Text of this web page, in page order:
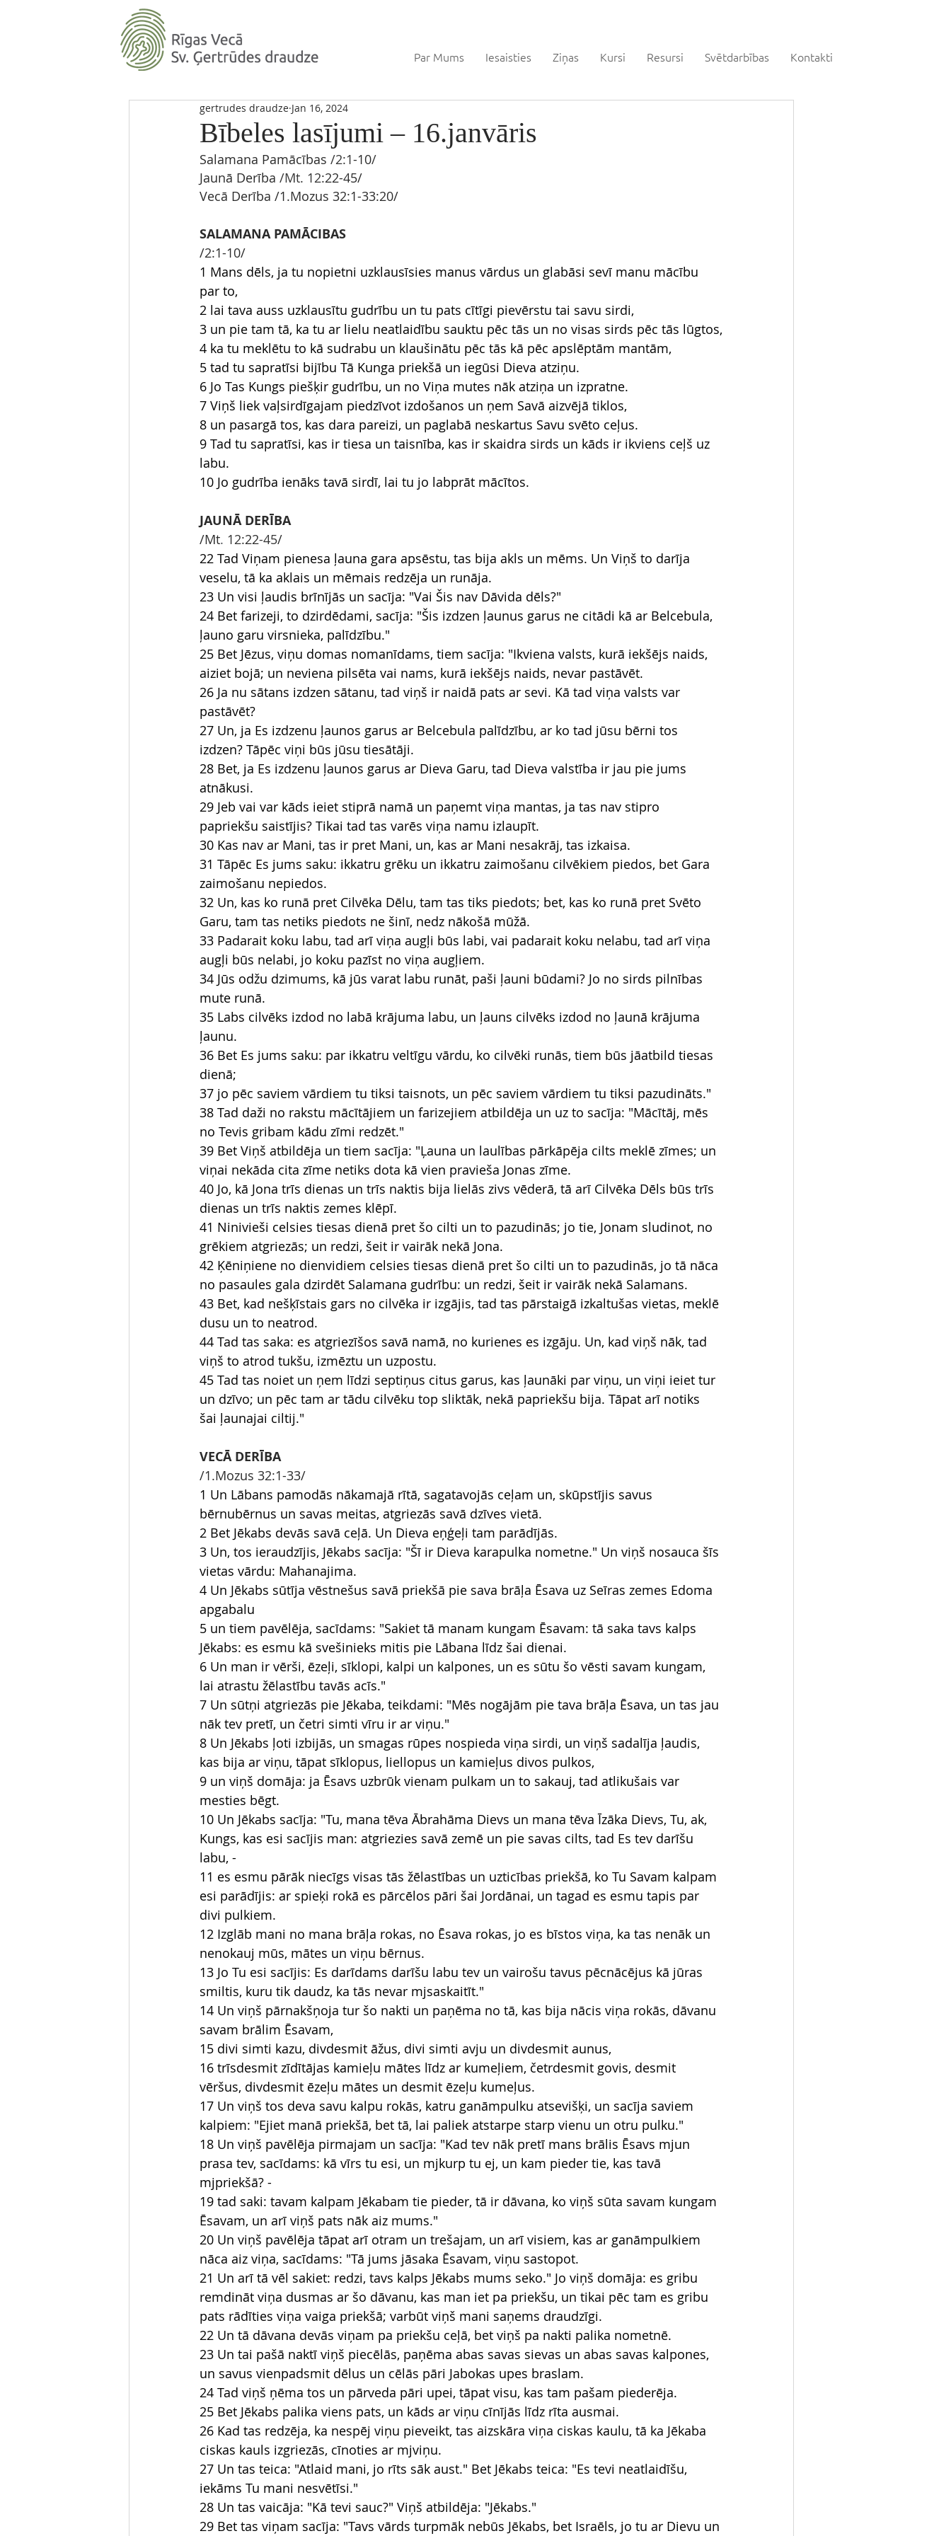
Par Mums Iesaisties Ziņas Kursi Resursi Svētdarbības Kontakti
Bībeles lasījumi – 16.janvāris
gertrudes draudze Jan 16, 2024
Salamana Pamācības /2:1-10/
Jaunā Derība /Mt. 12:22-45/
Vecā Derība /1.Mozus 32:1-33:20/
SALAMANA PAMĀCIBAS
/2:1-10/
1 Mans dēls, ja tu nopietni uzklausīsies manus vārdus un glabāsi sevī manu mācību
par to,
2 lai tava auss uzklausītu gudrību un tu pats cītīgi pievērstu tai savu sirdi,
3 un pie tam tā, ka tu ar lielu neatlaidību sauktu pēc tās un no visas sirds pēc tās lūgtos,
4 ka tu meklētu to kā sudrabu un klaušinātu pēc tās kā pēc apslēptām mantām,
5 tad tu sapratīsi bijību Tā Kunga priekšā un iegūsi Dieva atziņu.
6 Jo Tas Kungs piešķir gudrību, un no Viņa mutes nāk atziņa un izpratne.
7 Viņš liek vaļsirdīgajam piedzīvot izdošanos un ņem Savā aizvējā tiklos,
8 un pasargā tos, kas dara pareizi, un paglabā neskartus Savu svēto ceļus.
9 Tad tu sapratīsi, kas ir tiesa un taisnība, kas ir skaidra sirds un kāds ir ikviens ceļš uz
labu.
10 Jo gudrība ienāks tavā sirdī, lai tu jo labprāt mācītos.
JAUNĀ DERĪBA
/Mt. 12:22-45/
22 Tad Viņam pienesa ļauna gara apsēstu, tas bija akls un mēms. Un Viņš to darīja
veselu, tā ka aklais un mēmais redzēja un runāja.
23 Un visi ļaudis brīnījās un sacīja: "Vai Šis nav Dāvida dēls?"
24 Bet farizeji, to dzirdēdami, sacīja: "Šis izdzen ļaunus garus ne citādi kā ar Belcebula,
ļauno garu virsnieka, palīdzību."
25 Bet Jēzus, viņu domas nomanīdams, tiem sacīja: "Ikviena valsts, kurā iekšējs naids,
aiziet bojā; un neviena pilsēta vai nams, kurā iekšējs naids, nevar pastāvēt.
26 Ja nu sātans izdzen sātanu, tad viņš ir naidā pats ar sevi. Kā tad viņa valsts var
pastāvēt?
27 Un, ja Es izdzenu ļaunos garus ar Belcebula palīdzību, ar ko tad jūsu bērni tos
izdzen? Tāpēc viņi būs jūsu tiesātāji.
28 Bet, ja Es izdzenu ļaunos garus ar Dieva Garu, tad Dieva valstība ir jau pie jums
atnākusi.
29 Jeb vai var kāds ieiet stiprā namā un paņemt viņa mantas, ja tas nav stipro
papriekšu saistījis? Tikai tad tas varēs viņa namu izlaupīt.
30 Kas nav ar Mani, tas ir pret Mani, un, kas ar Mani nesakrāj, tas izkaisa.
31 Tāpēc Es jums saku: ikkatru grēku un ikkatru zaimošanu cilvēkiem piedos, bet Gara
zaimošanu nepiedos.
32 Un, kas ko runā pret Cilvēka Dēlu, tam tas tiks piedots; bet, kas ko runā pret Svēto
Garu, tam tas netiks piedots ne šinī, nedz nākošā mūžā.
33 Padarait koku labu, tad arī viņa augļi būs labi, vai padarait koku nelabu, tad arī viņa
augļi būs nelabi, jo koku pazīst no viņa augļiem.
34 Jūs odžu dzimums, kā jūs varat labu runāt, paši ļauni būdami? Jo no sirds pilnības
mute runā.
35 Labs cilvēks izdod no labā krājuma labu, un ļauns cilvēks izdod no ļaunā krājuma
ļaunu.
36 Bet Es jums saku: par ikkatru veltīgu vārdu, ko cilvēki runās, tiem būs jāatbild tiesas
dienā;
37 jo pēc saviem vārdiem tu tiksi taisnots, un pēc saviem vārdiem tu tiksi pazudināts."
38 Tad daži no rakstu mācītājiem un farizejiem atbildēja un uz to sacīja: "Mācītāj, mēs
no Tevis gribam kādu zīmi redzēt."
39 Bet Viņš atbildēja un tiem sacīja: "Ļauna un laulības pārkāpēja cilts meklē zīmes; un
viņai nekāda cita zīme netiks dota kā vien pravieša Jonas zīme.
40 Jo, kā Jona trīs dienas un trīs naktis bija lielās zivs vēderā, tā arī Cilvēka Dēls būs trīs
dienas un trīs naktis zemes klēpī.
41 Ninivieši celsies tiesas dienā pret šo cilti un to pazudinās; jo tie, Jonam sludinot, no
grēkiem atgriezās; un redzi, šeit ir vairāk nekā Jona.
42 Ķēniņiene no dienvidiem celsies tiesas dienā pret šo cilti un to pazudinās, jo tā nāca
no pasaules gala dzirdēt Salamana gudrību: un redzi, šeit ir vairāk nekā Salamans.
43 Bet, kad nešķīstais gars no cilvēka ir izgājis, tad tas pārstaigā izkaltušas vietas, meklē
dusu un to neatrod.
44 Tad tas saka: es atgriezīšos savā namā, no kurienes es izgāju. Un, kad viņš nāk, tad
viņš to atrod tukšu, izmēztu un uzpostu.
45 Tad tas noiet un ņem līdzi septiņus citus garus, kas ļaunāki par viņu, un viņi ieiet tur
un dzīvo; un pēc tam ar tādu cilvēku top sliktāk, nekā papriekšu bija. Tāpat arī notiks
šai ļaunajai ciltij."
VECĀ DERĪBA
/1.Mozus 32:1-33/
1 Un Lābans pamodās nākamajā rītā, sagatavojās ceļam un, skūpstījis savus
bērnubērnus un savas meitas, atgriezās savā dzīves vietā.
2 Bet Jēkabs devās savā ceļā. Un Dieva eņģeļi tam parādījās.
3 Un, tos ieraudzījis, Jēkabs sacīja: "Šī ir Dieva karapulka nometne." Un viņš nosauca šīs
vietas vārdu: Mahanajima.
4 Un Jēkabs sūtīja vēstnešus savā priekšā pie sava brāļa Ēsava uz Seīras zemes Edoma
apgabalu
5 un tiem pavēlēja, sacīdams: "Sakiet tā manam kungam Ēsavam: tā saka tavs kalps
Jēkabs: es esmu kā svešinieks mitis pie Lābana līdz šai dienai.
6 Un man ir vērši, ēzeļi, sīklopi, kalpi un kalpones, un es sūtu šo vēsti savam kungam,
lai atrastu žēlastību tavās acīs."
7 Un sūtņi atgriezās pie Jēkaba, teikdami: "Mēs nogājām pie tava brāļa Ēsava, un tas jau
nāk tev pretī, un četri simti vīru ir ar viņu."
8 Un Jēkabs ļoti izbijās, un smagas rūpes nospieda viņa sirdi, un viņš sadalīja ļaudis,
kas bija ar viņu, tāpat sīklopus, liellopus un kamieļus divos pulkos,
9 un viņš domāja: ja Ēsavs uzbrūk vienam pulkam un to sakauj, tad atlikušais var
mesties bēgt.
10 Un Jēkabs sacīja: "Tu, mana tēva Ābrahāma Dievs un mana tēva Īzāka Dievs, Tu, ak,
Kungs, kas esi sacījis man: atgriezies savā zemē un pie savas cilts, tad Es tev darīšu
labu, -
11 es esmu pārāk niecīgs visas tās žēlastības un uzticības priekšā, ko Tu Savam kalpam
esi parādījis: ar spieķi rokā es pārcēlos pāri šai Jordānai, un tagad es esmu tapis par
divi pulkiem.
12 Izglāb mani no mana brāļa rokas, no Ēsava rokas, jo es bīstos viņa, ka tas nenāk un
nenokauj mūs, mātes un viņu bērnus.
13 Jo Tu esi sacījis: Es darīdams darīšu labu tev un vairošu tavus pēcnācējus kā jūras
smiltis, kuru tik daudz, ka tās nevar mjsaskaitīt."
14 Un viņš pārnakšņoja tur šo nakti un paņēma no tā, kas bija nācis viņa rokās, dāvanu
savam brālim Ēsavam,
15 divi simti kazu, divdesmit āžus, divi simti avju un divdesmit aunus,
16 trīsdesmit zīdītājas kamieļu mātes līdz ar kumeļiem, četrdesmit govis, desmit
vēršus, divdesmit ēzeļu mātes un desmit ēzeļu kumeļus.
17 Un viņš tos deva savu kalpu rokās, katru ganāmpulku atsevišķi, un sacīja saviem
kalpiem: "Ejiet manā priekšā, bet tā, lai paliek atstarpe starp vienu un otru pulku."
18 Un viņš pavēlēja pirmajam un sacīja: "Kad tev nāk pretī mans brālis Ēsavs mjun
prasa tev, sacīdams: kā vīrs tu esi, un mjkurp tu ej, un kam pieder tie, kas tavā
mjpriekšā? -
19 tad saki: tavam kalpam Jēkabam tie pieder, tā ir dāvana, ko viņš sūta savam kungam
Ēsavam, un arī viņš pats nāk aiz mums."
20 Un viņš pavēlēja tāpat arī otram un trešajam, un arī visiem, kas ar ganāmpulkiem
nāca aiz viņa, sacīdams: "Tā jums jāsaka Ēsavam, viņu sastopot.
21 Un arī tā vēl sakiet: redzi, tavs kalps Jēkabs mums seko." Jo viņš domāja: es gribu
remdināt viņa dusmas ar šo dāvanu, kas man iet pa priekšu, un tikai pēc tam es gribu
pats rādīties viņa vaiga priekšā; varbūt viņš mani saņems draudzīgi.
22 Un tā dāvana devās viņam pa priekšu ceļā, bet viņš pa nakti palika nometnē.
23 Un tai pašā naktī viņš piecēlās, paņēma abas savas sievas un abas savas kalpones,
un savus vienpadsmit dēlus un cēlās pāri Jabokas upes braslam.
24 Tad viņš ņēma tos un pārveda pāri upei, tāpat visu, kas tam pašam piederēja.
25 Bet Jēkabs palika viens pats, un kāds ar viņu cīnījās līdz rīta ausmai.
26 Kad tas redzēja, ka nespēj viņu pieveikt, tas aizskāra viņa ciskas kaulu, tā ka Jēkaba
ciskas kauls izgriezās, cīnoties ar mjviņu.
27 Un tas teica: "Atlaid mani, jo rīts sāk aust." Bet Jēkabs teica: "Es tevi neatlaidīšu,
iekāms Tu mani nesvētīsi."
28 Un tas vaicāja: "Kā tevi sauc?" Viņš atbildēja: "Jēkabs."
29 Bet tas viņam sacīja: "Tavs vārds turpmāk nebūs Jēkabs, bet Israēls, jo tu ar Dievu un